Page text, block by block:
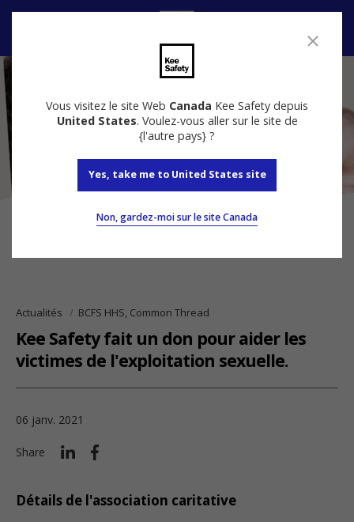
Vous visitez le site Web Canada Kee Safety depuis
United States. Voulez-vous aller sur le site de
{l'autre pays} ?
Yes, take me to United States site
Non, gardez-moi sur le site Canada
Actualités BCFS HHS, Common Thread
Kee Safety fait un don pour aider les
victimes de l'exploitation sexuelle.
06 janv. 2021
Share
Détails de l'association caritative